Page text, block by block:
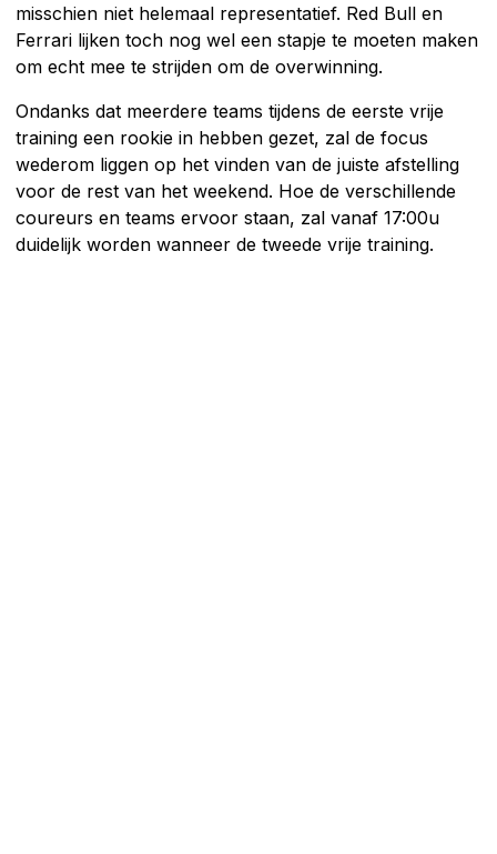
misschien niet helemaal representatief. Red Bull en
Ferrari lijken toch nog wel een stapje te moeten maken
om echt mee te strijden om de overwinning.
Ondanks dat meerdere teams tijdens de eerste vrije
training een rookie in hebben gezet, zal de focus
wederom liggen op het vinden van de juiste afstelling
voor de rest van het weekend. Hoe de verschillende
coureurs en teams ervoor staan, zal vanaf 17:00u
duidelijk worden wanneer de tweede vrije training.